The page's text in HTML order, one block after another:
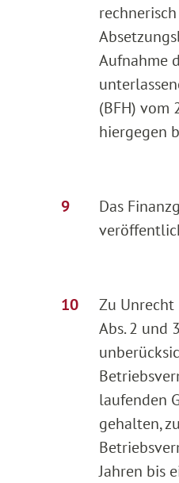
Aufnahme
(BFH) vom
hiergegen
Das
Zu Unrecht
Abs. 2 und
laufenden
gehalten,
Jahren bis